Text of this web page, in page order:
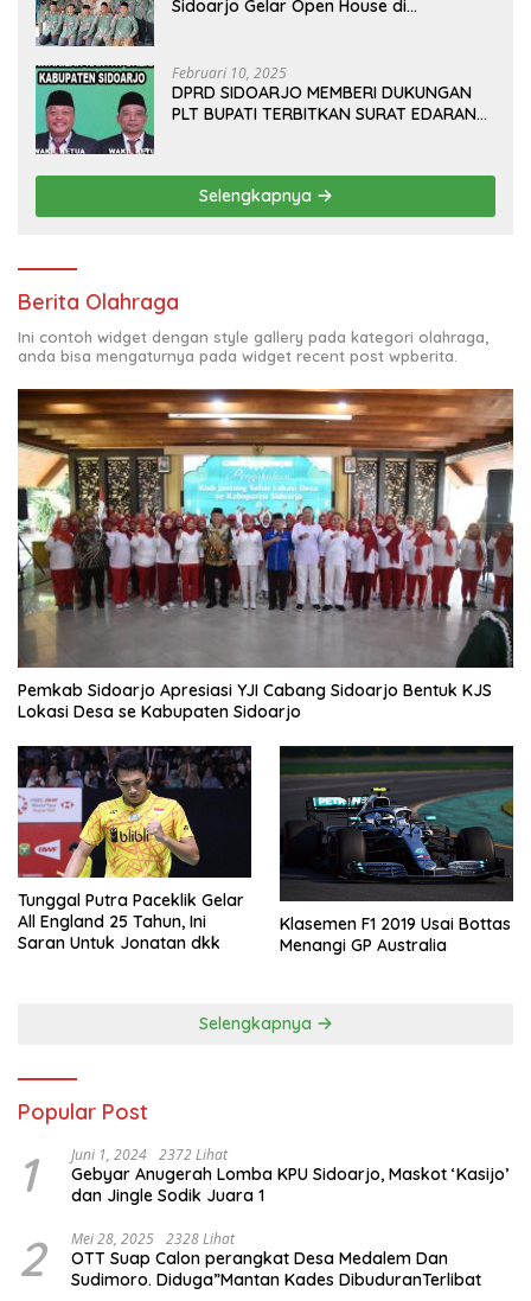
Sidoarjo Gelar Open House di
Februari 10, 2025
DPRD SIDOARJO MEMBERI DUKUNGAN
PLT BUPATI TERBITKAN SURAT EDARAN
KELUAR KOTA
Selengkapnya
Berita Olahraga
Ini contoh widget dengan style gallery pada kategori olahraga,
anda bisa mengaturnya pada widget recent post wpberita.
Pemkab Sidoarjo Apresiasi YJI Cabang Sidoarjo Bentuk KJS
Lokasi Desa se Kabupaten Sidoarjo
Tunggal Putra Paceklik Gelar
All England 25 Tahun, Ini
Saran Untuk Jonatan dkk
Klasemen F1 2019 Usai Bottas
Menangi GP Australia
Selengkapnya
Popular Post
1 Juni 1, 2024 2372 Lihat
Gebyar Anugerah Lomba KPU Sidoarjo, Maskot ‘Kasijo’
dan Jingle Sodik Juara 1
2 Mei 28, 2025 2328 Lihat
OTT Suap Calon perangkat Desa Medalem Dan
Sudimoro. Diduga”Mantan Kades DibuduranTerlibat